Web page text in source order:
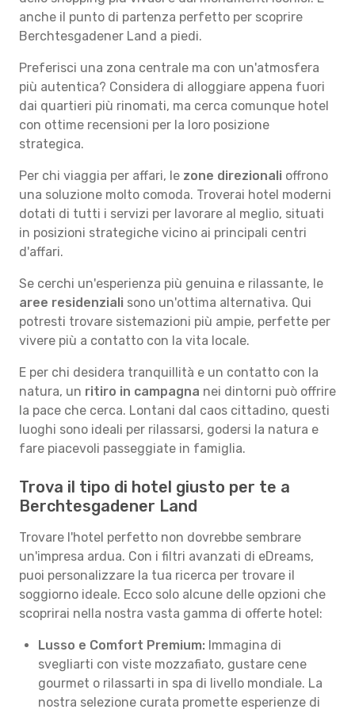
anche il punto di partenza perfetto per scoprire
Berchtesgadener Land a piedi.
Preferisci una zona centrale ma con un'atmosfera
più autentica? Considera di alloggiare appena fuori
dai quartieri più rinomati, ma cerca comunque hotel
con ottime recensioni per la loro posizione
strategica.
Per chi viaggia per affari, le zone direzionali offrono
una soluzione molto comoda. Troverai hotel moderni
dotati di tutti i servizi per lavorare al meglio, situati
in posizioni strategiche vicino ai principali centri
d'affari.
Se cerchi un'esperienza più genuina e rilassante, le
aree residenziali sono un'ottima alternativa. Qui
potresti trovare sistemazioni più ampie, perfette per
vivere più a contatto con la vita locale.
E per chi desidera tranquillità e un contatto con la
natura, un ritiro in campagna nei dintorni può offrire
la pace che cerca. Lontani dal caos cittadino, questi
luoghi sono ideali per rilassarsi, godersi la natura e
fare piacevoli passeggiate in famiglia.
Trova il tipo di hotel giusto per te a
Berchtesgadener Land
Trovare l'hotel perfetto non dovrebbe sembrare
un'impresa ardua. Con i filtri avanzati di eDreams,
puoi personalizzare la tua ricerca per trovare il
soggiorno ideale. Ecco solo alcune delle opzioni che
scoprirai nella nostra vasta gamma di offerte hotel:
Lusso e Comfort Premium: Immagina di
svegliarti con viste mozzafiato, gustare cene
gourmet o rilassarti in spa di livello mondiale. La
nostra selezione curata promette esperienze di